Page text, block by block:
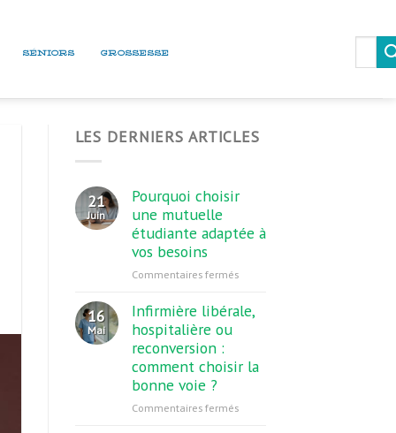
SÉNIORS GROSSESSE
LES DERNIERS ARTICLES
21
Juin
Pourquoi choisir
une mutuelle
étudiante adaptée à
vos besoins
Commentaires ferméssur
choisir
une
adaptée
vos
16
Mai
Infirmière libérale,
hospitalière ou
reconversion :
comment choisir la
bonne voie ?
Commentaires ferméssur